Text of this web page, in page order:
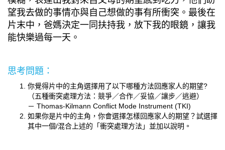
望我去做的事情亦與自己想做的事有所衝突。最後在
片末中，爸媽決定一同扶持我，放下我的眼鏡，讓我
能快樂過每一天。
思考問題：
你覺得片中的主角選擇用了以下哪種方法回應家人的期望?
（五種衝突處理方法：競爭／合作／妥協／讓步／逃避）
－ Thomas-Kilmann Conflict Mode Instrument (TKI)
如果你是片中的主角，你會選擇怎樣回應家人的期望？試選擇
其中一個/混合上述的「衝突處理方法」並加以說明。